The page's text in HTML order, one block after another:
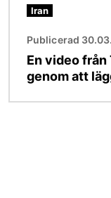
Iran
Publicerad
En video
genom att